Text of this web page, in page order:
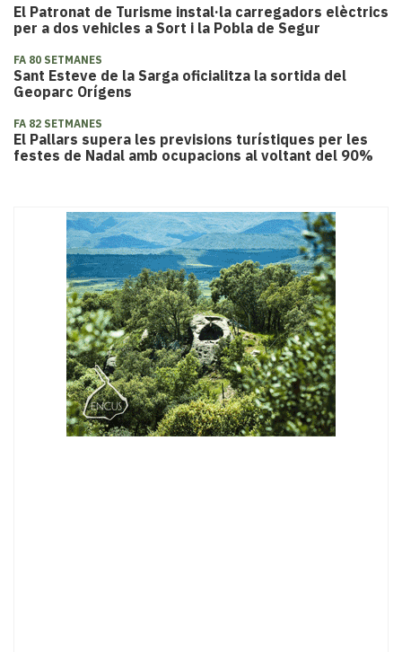
El Patronat de Turisme instal·la carregadors elèctrics
per a dos vehicles a Sort i la Pobla de Segur
FA 80 SETMANES
Sant Esteve de la Sarga oficialitza la sortida del
Geoparc Orígens
FA 82 SETMANES
El Pallars supera les previsions turístiques per les
festes de Nadal amb ocupacions al voltant del 90%